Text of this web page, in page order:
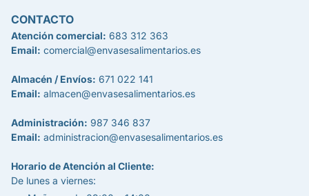
CONTACTO
Atención comercial: 683 312 363
Email: comercial@envasesalimentarios.es
Almacén / Envíos: 671 022 141
Email: almacen@envasesalimentarios.es
Administración: 987 346 837
Email: administracion@envasesalimentarios.es
Horario de Atención al Cliente:
De lunes a viernes: